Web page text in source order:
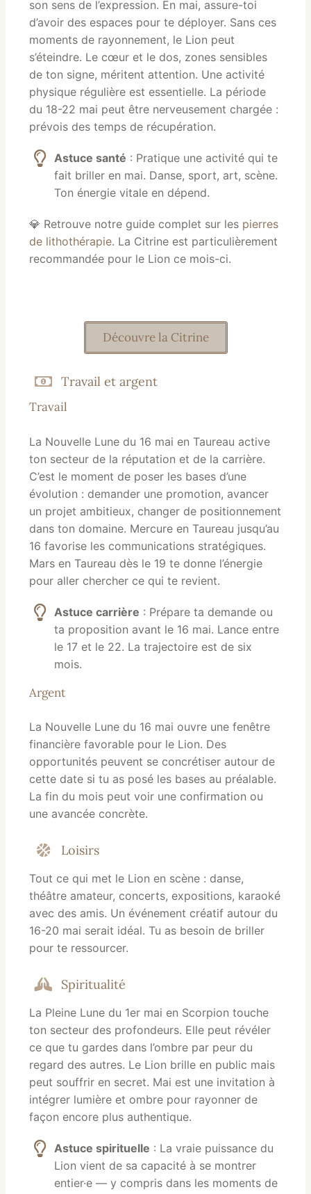
son sens de l’expression. En mai, assure-toi
d’avoir des espaces pour te déployer. Sans ces
moments de rayonnement, le Lion peut
s’éteindre. Le cœur et le dos, zones sensibles
de ton signe, méritent attention. Une activité
physique régulière est essentielle. La période
du 18-22 mai peut être nerveusement chargée :
prévois des temps de récupération.
Astuce santé : Pratique une activité qui te
fait briller en mai. Danse, sport, art, scène.
Ton énergie vitale en dépend.
💎 Retrouve notre guide complet sur les pierres
de lithothérapie. La Citrine est particulièrement
recommandée pour le Lion ce mois-ci.
Découvre la Citrine
Travail et argent
Travail
La Nouvelle Lune du 16 mai en Taureau active
ton secteur de la réputation et de la carrière.
C’est le moment de poser les bases d’une
évolution : demander une promotion, avancer
un projet ambitieux, changer de positionnement
dans ton domaine. Mercure en Taureau jusqu’au
16 favorise les communications stratégiques.
Mars en Taureau dès le 19 te donne l’énergie
pour aller chercher ce qui te revient.
Astuce carrière : Prépare ta demande ou
ta proposition avant le 16 mai. Lance entre
le 17 et le 22. La trajectoire est de six
mois.
Argent
La Nouvelle Lune du 16 mai ouvre une fenêtre
financière favorable pour le Lion. Des
opportunités peuvent se concrétiser autour de
cette date si tu as posé les bases au préalable.
La fin du mois peut voir une confirmation ou
une avancée concrète.
Loisirs
Tout ce qui met le Lion en scène : danse,
théâtre amateur, concerts, expositions, karaoké
avec des amis. Un événement créatif autour du
16-20 mai serait idéal. Tu as besoin de briller
pour te ressourcer.
Spiritualité
La Pleine Lune du 1er mai en Scorpion touche
ton secteur des profondeurs. Elle peut révéler
ce que tu gardes dans l’ombre par peur du
regard des autres. Le Lion brille en public mais
peut souffrir en secret. Mai est une invitation à
intégrer lumière et ombre pour rayonner de
façon encore plus authentique.
Astuce spirituelle : La vraie puissance du
Lion vient de sa capacité à se montrer
entier·e — y compris dans les moments de